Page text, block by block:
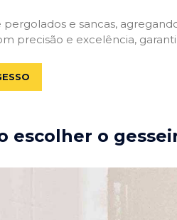
e sancas,
precisão e excelência,
escolher o